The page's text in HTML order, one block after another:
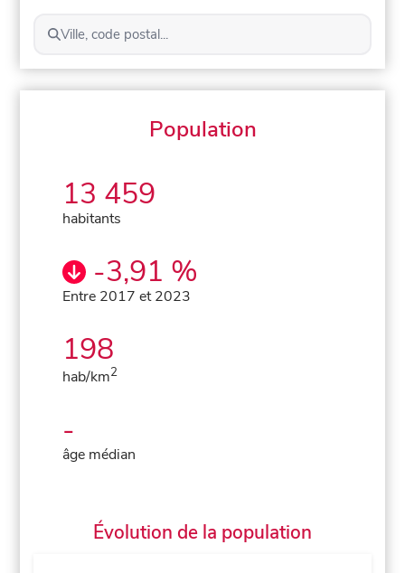
Ville, code postal...
Population
13 459
habitants
-3,91 %
Entre 2017 et 2023
198
hab/km2
-
âge médian
Évolution de la population